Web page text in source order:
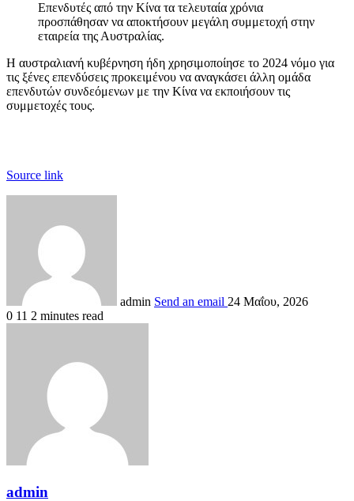
Επενδυτές από την Κίνα τα τελευταία χρόνια
προσπάθησαν να αποκτήσουν μεγάλη συμμετοχή στην
εταιρεία της Αυστραλίας.
Η αυστραλιανή κυβέρνηση ήδη χρησιμοποίησε το 2024 νόμο για
τις ξένες επενδύσεις προκειμένου να αναγκάσει άλλη ομάδα
επενδυτών συνδεόμενων με την Κίνα να εκποιήσουν τις
συμμετοχές τους.
Source link
admin Send an email 24 Μαΐου, 2026
0 11 2 minutes read
admin